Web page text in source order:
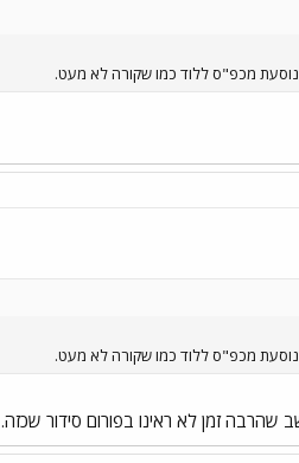
מכפ"ס ללוד כמו שקורה לא מעט.
מכפ"ס ללוד כמו שקורה לא מעט.
שהרבה זמן לא ראינו בפורום סידור שכזה.